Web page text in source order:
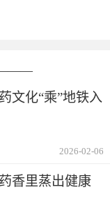
文化“乘”地铁入
2026-02-06
香里蒸出健康